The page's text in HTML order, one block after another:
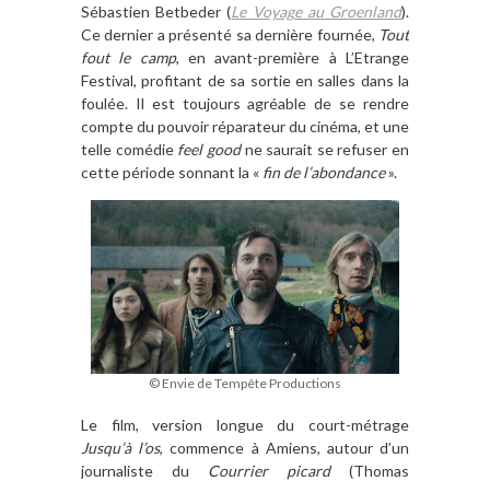
Sébastien Betbeder (Le Voyage au Groenland).
Ce dernier a présenté sa dernière fournée, Tout
fout le camp, en avant-première à L’Etrange
Festival, profitant de sa sortie en salles dans la
foulée. Il est toujours agréable de se rendre
compte du pouvoir réparateur du cinéma, et une
telle comédie feel goodne saurait se refuser en
cette période sonnant la « fin de l’abondance».
© Envie de Tempête Productions
Le film, version longue du court-métrage
Jusqu’à l’os, commence à Amiens, autour d’un
journaliste du Courrier picard(Thomas